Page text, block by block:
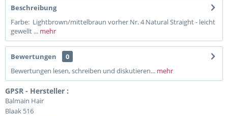
Beschreibung
Farbe: Lightbrown/mittelbraun vorher Nr. 4 Natural Straight - leicht
gewellt ... mehr
Bewertungen
0
Bewertungen lesen, schreiben und diskutieren... mehr
GPSR - Hersteller :
Balmain Hair
Blaak 516